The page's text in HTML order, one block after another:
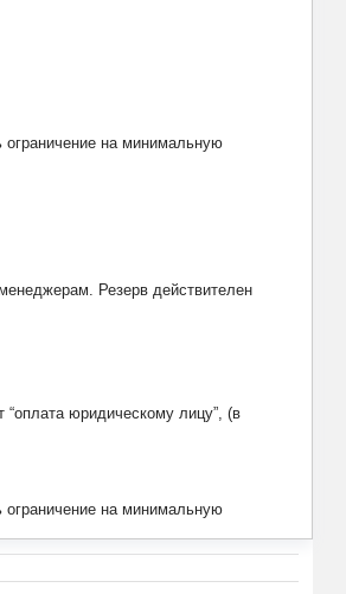
на минимальную
Резерв действителен
юридическому лицу”, (в
на минимальную